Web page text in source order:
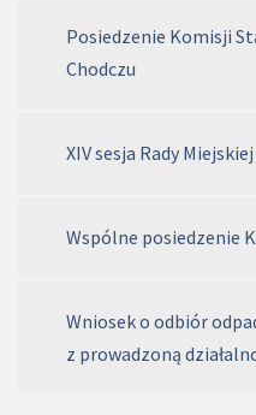
Posiedzenie Komisji
Chodczu
XIV sesja Rady
Wspólne posiedzenie
Wniosek o odbiór
z prowadzoną